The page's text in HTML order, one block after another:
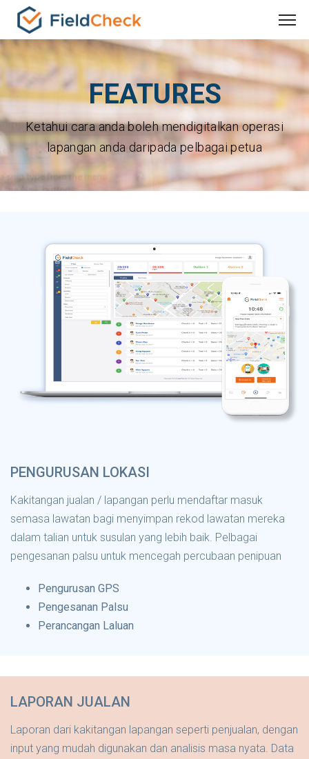
FEATURES
Ketahui cara anda boleh mendigitalkan operasi
lapangan anda daripada pelbagai petua
PENGURUSAN LOKASI
Kakitangan jualan / lapangan perlu mendaftar masuk
semasa lawatan bagi menyimpan rekod lawatan mereka
dalam talian untuk susulan yang lebih baik. Pelbagai
pengesanan palsu untuk mencegah percubaan penipuan
Pengurusan GPS
Pengesanan Palsu
Perancangan Laluan
LAPORAN JUALAN
Laporan dari kakitangan lapangan seperti penjualan, dengan
input yang mudah digunakan dan analisis masa nyata. Data